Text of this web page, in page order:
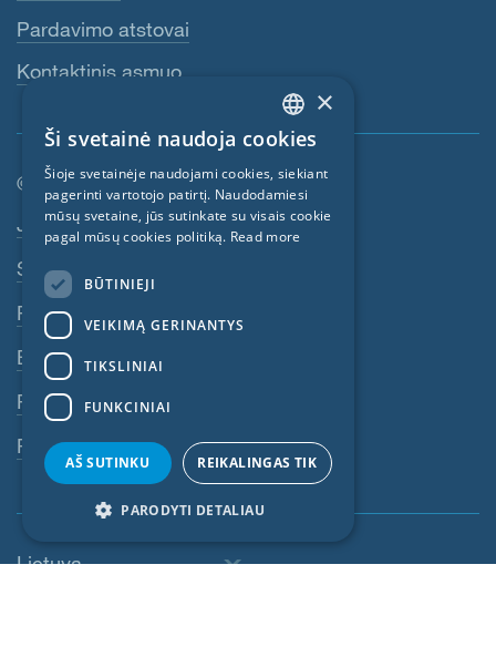
Pardavimo atstovai
Kontaktinis asmuo
© SIGA 2026
Poraštės navigacija
Jobs
Susisiekite su SIGA
Privatumo politika
BST
Rekvizitai
Pranešimų sistema
Lietuva
ENGLISH
GERMAN
FRENCH
POLISH
SWEDISH
×
Ši svetainė naudoja cookies
Šioje svetainėje naudojami cookies, siekiant
pagerinti vartotojo patirtį. Naudodamiesi
mūsų svetaine, jūs sutinkate su visais cookie
pagal mūsų cookies politiką. Read more
BŪTINIEJI
VEIKIMĄ GERINANTYS
TIKSLINIAI
FUNKCINIAI
AŠ SUTINKU REIKALINGAS TIK
PARODYTI DETALIAU